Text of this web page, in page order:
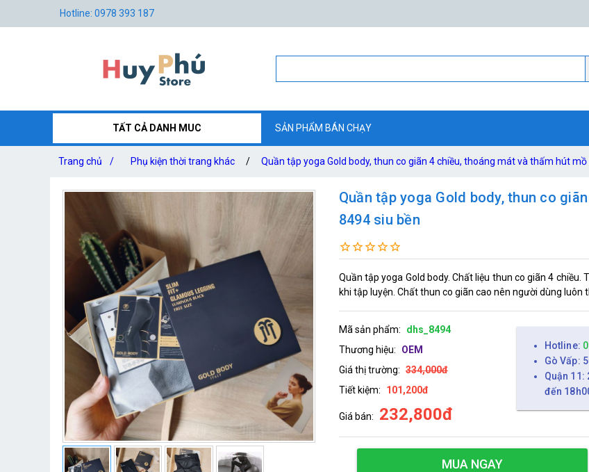
Hotline: 0978 393 187
TẤT CẢ DANH MUC SẢN PHẨM BÁN CHẠY
Trang chủ / Phụ kiện thời trang khác / Quần tập yoga Gold body, thun co giãn 4 chiều, thoáng mát và thấm hút mồ
Quần tập yoga Gold body, thun co
8494 siu bền
Quần tập yoga Gold body. Chất liệu thun co giãn 4
khi tập luyện. Chất thun co giãn cao nên người dùng
Mã sản phẩm:
dhs_8494
Thương hiệu:
OEM
Giá thị trường: 334,000đ
Tiết kiệm:
101,200đ
Giá bán: 232,800đ
Hotline:
Gò Vấp:
Quận 11:
đến
MUA NGAY